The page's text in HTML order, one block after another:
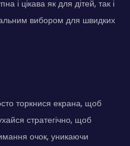
і цікава як для дітей, так і
вибором для швидких
торкнися екрана, щоб
стратегічно, щоб
очок, уникаючи